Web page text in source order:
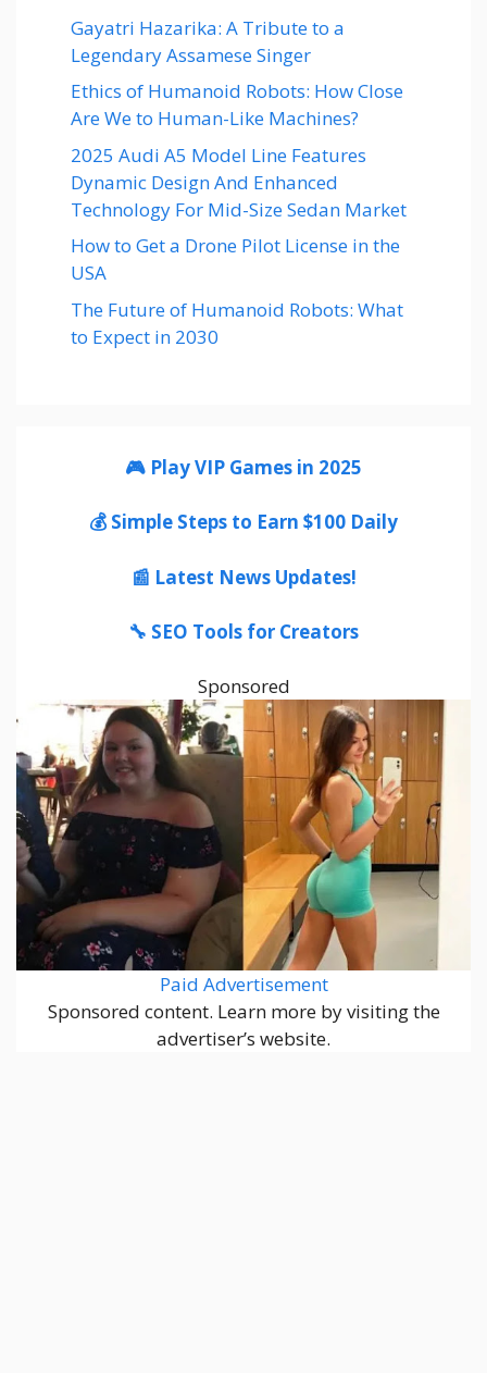
Gayatri Hazarika: A Tribute to a
Legendary Assamese Singer
Ethics of Humanoid Robots: How Close
Are We to Human-Like Machines?
2025 Audi A5 Model Line Features
Dynamic Design And Enhanced
Technology For Mid-Size Sedan Market
How to Get a Drone Pilot License in the
USA
The Future of Humanoid Robots: What
to Expect in 2030
🎮 Play VIP Games in 2025
💰 Simple Steps to Earn $100 Daily
📰 Latest News Updates!
🔧 SEO Tools for Creators
Sponsored
Paid Advertisement
Sponsored content. Learn more by visiting the
advertiser’s website.